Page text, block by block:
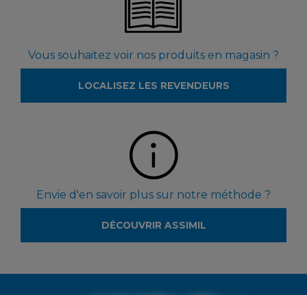
Vous souhaitez voir nos produits en magasin ?
LOCALISEZ LES REVENDEURS
Envie d'en savoir plus sur notre méthode ?
DÉCOUVRIR ASSIMIL